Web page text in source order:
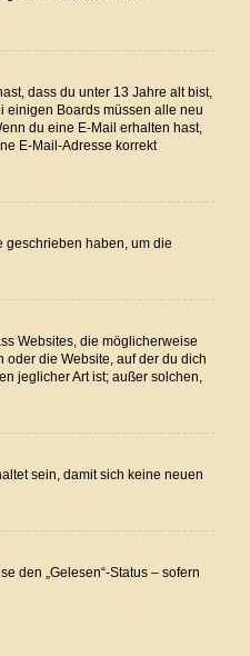
dass du unter 13 Jahre alt bist,
einigen Boards müssen alle neu
du eine E-Mail erhalten hast,
E-Mail-Adresse korrekt
geschrieben haben, um die
Websites, die möglicherweise
die Website, auf der du dich
jeglicher Art ist; außer solchen,
sein, damit sich keine neuen
den „Gelesen“-Status – sofern